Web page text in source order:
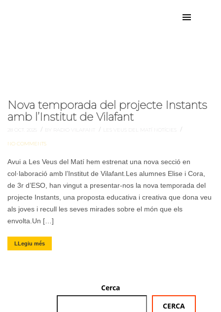
Nova temporada del projecte Instants
amb l’Institut de Vilafant
28 OCT. 2025 / BY RADIO VILAFANT / LES VEUS DEL MATÍ NOTÍCIES /
NO COMMENTS
Avui a Les Veus del Matí hem estrenat una nova secció en
col·laboració amb l’Institut de Vilafant.Les alumnes Elise i Cora,
de 3r d’ESO, han vingut a presentar-nos la nova temporada del
projecte Instants, una proposta educativa i creativa que dona veu
als joves i recull les seves mirades sobre el món que els
envolta.Un […]
LLegiu més
Cerca
CERCA